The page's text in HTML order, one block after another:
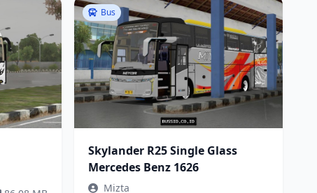
Bus
Skylander R25 Single Glass
Mercedes Benz 1626
Mizta